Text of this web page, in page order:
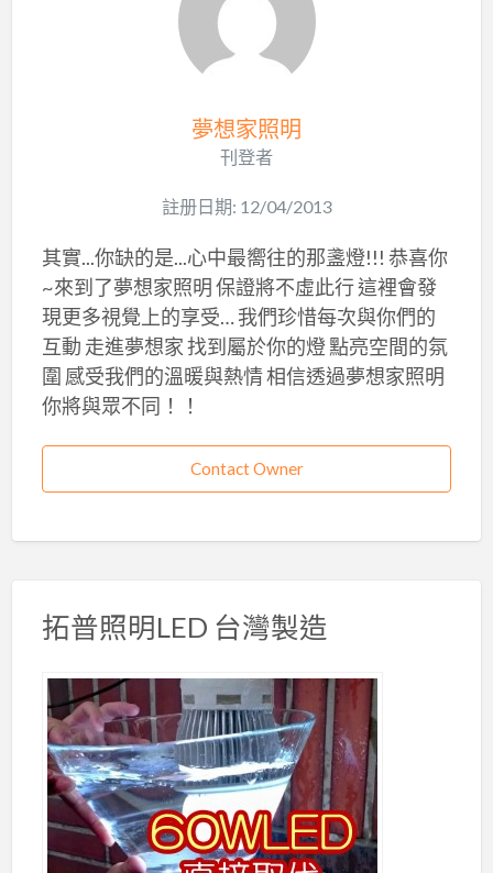
夢想家照明
刊登者
註册日期: 12/04/2013
其實...你缺的是...心中最嚮往的那盞燈!!! 恭喜你
~來到了夢想家照明 保證將不虛此行 這裡會發
現更多視覺上的享受… 我們珍惜每次與你們的
互動 走進夢想家 找到屬於你的燈 點亮空間的氛
圍 感受我們的溫暖與熱情 相信透過夢想家照明
你將與眾不同！！
Contact Owner
拓普照明LED 台灣製造